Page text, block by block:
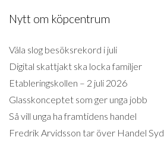
Nytt om köpcentrum
Väla slog besöksrekord i juli
Digital skattjakt ska locka familjer
Etableringskollen – 2 juli 2026
Glasskonceptet som ger unga jobb
Så vill unga ha framtidens handel
Fredrik Arvidsson tar över Handel Syd